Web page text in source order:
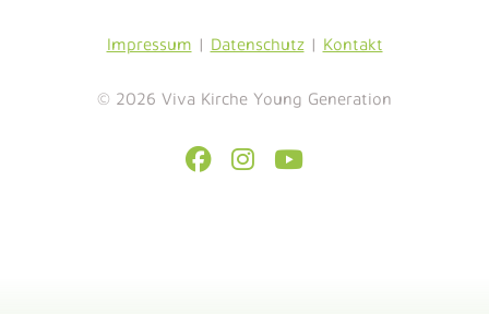
Impressum | Datenschutz| Kontakt
© 2026 Viva Kirche Young Generation